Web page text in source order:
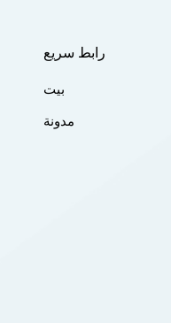
رابط سريع
بيت
مدونة